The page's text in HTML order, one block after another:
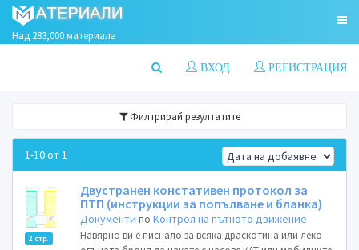
Над 283,000 материала
РЕГИСТРАЦИЯ
ВХОД
Филтрирай резултатите
1-10 от 1
2 стр.
Двустранен констативен протокол за
ПТП (инструкции за попълване и бланка)
Документи поКонтрол на пътното движение
Навярно ви е писнало за всяка драскотина или леко